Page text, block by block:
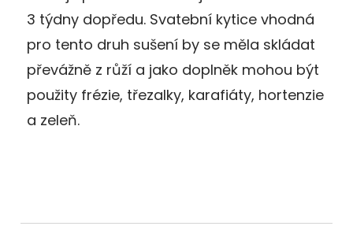
3 týdny dopředu. Svatební kytice vhodná
pro tento druh sušení by se měla skládat
převážně z růží a jako doplněk mohou být
použity frézie, třezalky, karafiáty, hortenzie
a zeleň.